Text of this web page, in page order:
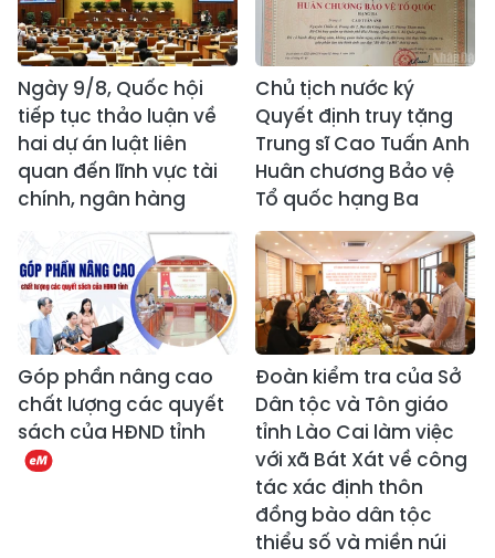
Ngày 9/8, Quốc hội
tiếp tục thảo luận về
hai dự án luật liên
quan đến lĩnh vực tài
chính, ngân hàng
Chủ tịch nước ký
Quyết định truy tặng
Trung sĩ Cao Tuấn Anh
Huân chương Bảo vệ
Tổ quốc hạng Ba
Góp phần nâng cao
chất lượng các quyết
sách của HĐND tỉnh
Đoàn kiểm tra của Sở
Dân tộc và Tôn giáo
tỉnh Lào Cai làm việc
với xã Bát Xát về công
tác xác định thôn
đồng bào dân tộc
thiểu số và miền núi